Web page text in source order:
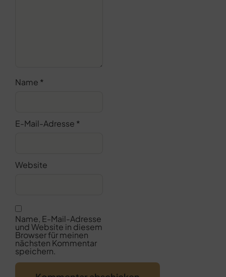
Name *
E-Mail-Adresse *
Website
Name, E-Mail-Adresse
und Website in diesem
Browser für meinen
nächsten Kommentar
speichern.